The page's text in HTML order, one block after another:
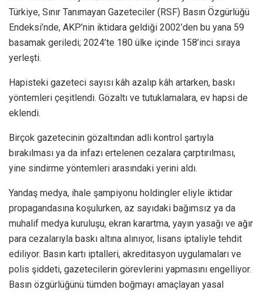
Türkiye, Sınır Tanımayan Gazeteciler (RSF) Basın Özgürlüğü
Endeksi’nde, AKP’nin iktidara geldiği 2002’den bu yana 59
basamak geriledi; 2024’te 180 ülke içinde 158’inci sıraya
yerleşti.
Hapisteki gazeteci sayısı kâh azalıp kâh artarken, baskı
yöntemleri çeşitlendi. Gözaltı ve tutuklamalara, ev hapsi de
eklendi.
Birçok gazetecinin gözaltından adli kontrol şartıyla
bırakılması ya da infazı ertelenen cezalara çarptırılması,
yine sindirme yöntemleri arasındaki yerini aldı.
Yandaş medya, ihale şampiyonu holdingler eliyle iktidar
propagandasına koşulurken, az sayıdaki bağımsız ya da
muhalif medya kuruluşu, ekran karartma, yayın yasağı ve ağır
para cezalarıyla baskı altına alınıyor, lisans iptaliyle tehdit
ediliyor. Basın kartı iptalleri, akreditasyon uygulamaları ve
polis şiddeti, gazetecilerin görevlerini yapmasını engelliyor.
Basın özgürlüğünü tümden boğmayı amaçlayan yasal